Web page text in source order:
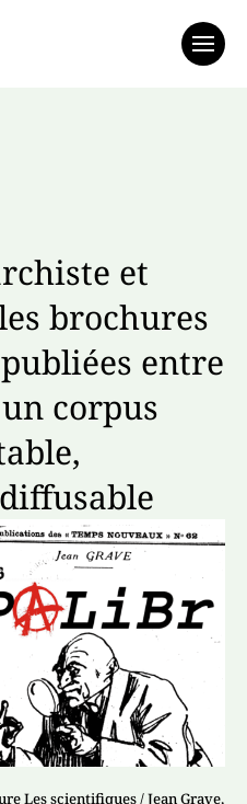
et
brochures
entre
corpus
Les scientifiques / Jean Grave,